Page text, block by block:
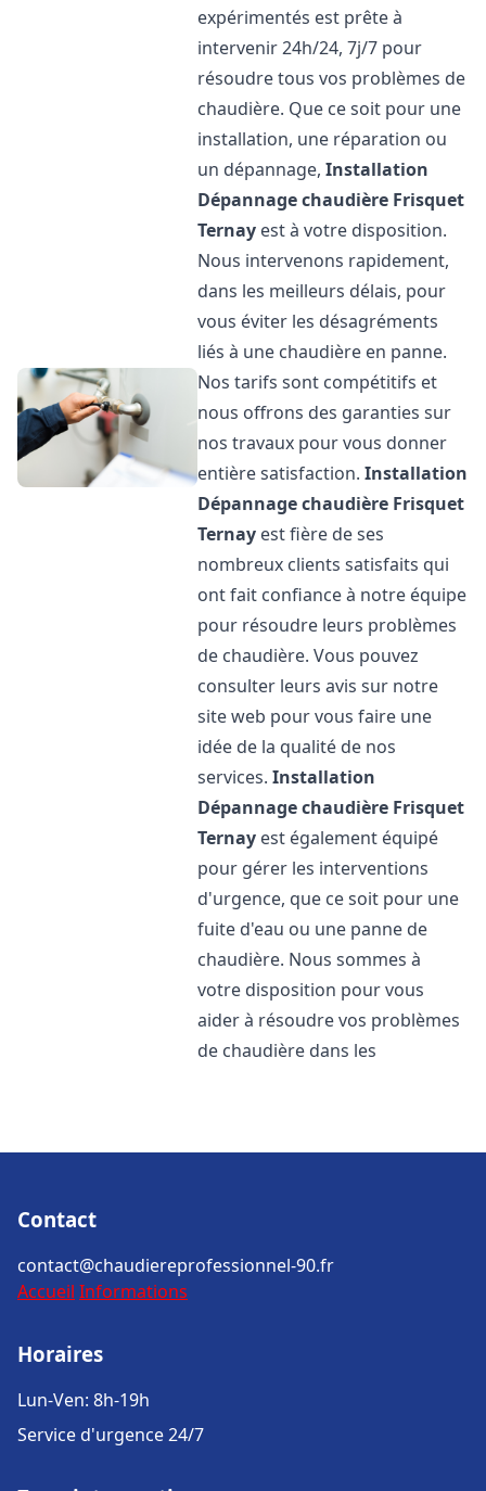
expérimentés est prête à
intervenir 24h/24, 7j/7 pour
résoudre tous vos problèmes de
chaudière. Que ce soit pour une
installation, une réparation ou
un dépannage,Installation
Dépannage chaudière Frisquet
Ternay est à votre disposition.
Nous intervenons rapidement,
dans les meilleurs délais, pour
vous éviter les désagréments
liés à une chaudière en panne.
Nos tarifs sont compétitifs et
nous offrons des garanties sur
nos travaux pour vous donner
entière satisfaction.Installation
Dépannage chaudière Frisquet
Ternay est fière de ses
nombreux clients satisfaits qui
ont fait confiance à notre équipe
pour résoudre leurs problèmes
de chaudière. Vous pouvez
consulter leurs avis sur notre
site web pour vous faire une
idée de la qualité de nos
services.Installation
Dépannage chaudière Frisquet
Ternay est également équipé
pour gérer les interventions
d'urgence, que ce soit pour une
fuite d'eau ou une panne de
chaudière. Nous sommes à
votre disposition pour vous
aider à résoudre vos problèmes
de chaudière dans les
Contact
contact@chaudiereprofessionnel-90.fr
Accueil Informations
Horaires
Lun-Ven: 8h-19h
Service d'urgence 24/7